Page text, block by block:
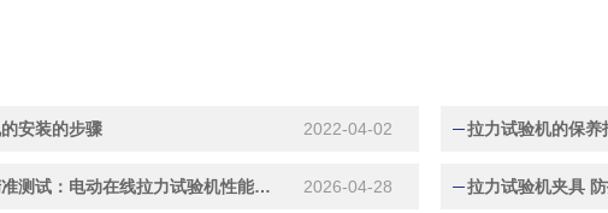
安装的步骤 2022-04-02 拉力试验机的保养
智能驱动精准测试：电动在线拉力试验机性能优势 2026-04-28 拉力试验机夹具